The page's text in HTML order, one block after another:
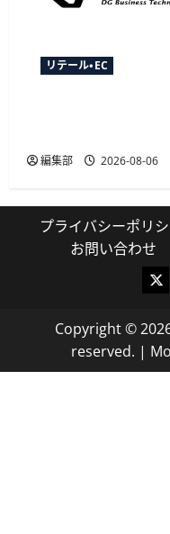
リテール・EC
編集部 2026-08-06
プライバシーポリ
お問い合わせ
X
Copyright ©
reserved. |